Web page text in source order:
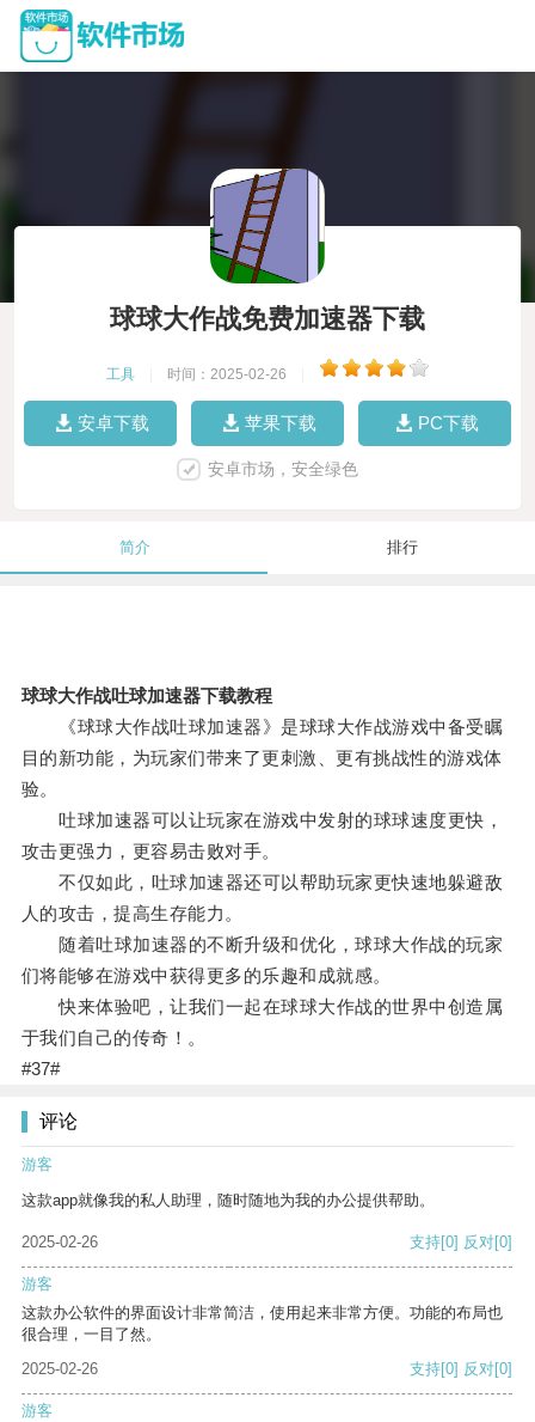
球球大作战免费加速器下载
工具 时间：2025-02-26
安卓下载 苹果下载 PC下载
安卓市场，安全绿色
简介 排行
球球大作战吐球加速器下载教程
《球球大作战吐球加速器》是球球大作战游戏中备受瞩
目的新功能，为玩家们带来了更刺激、更有挑战性的游戏体
验。
吐球加速器可以让玩家在游戏中发射的球球速度更快，
攻击更强力，更容易击败对手。
不仅如此，吐球加速器还可以帮助玩家更快速地躲避敌
人的攻击，提高生存能力。
随着吐球加速器的不断升级和优化，球球大作战的玩家
们将能够在游戏中获得更多的乐趣和成就感。
快来体验吧，让我们一起在球球大作战的世界中创造属
于我们自己的传奇！。
#37#
评论
游客
这款app就像我的私人助理，随时随地为我的办公提供帮助。
2025-02-26 支持[0] 反对[0]
游客
这款办公软件的界面设计非常简洁，使用起来非常方便。功能的布局也
很合理，一目了然。
2025-02-26
支持[0] 反对[0]
游客